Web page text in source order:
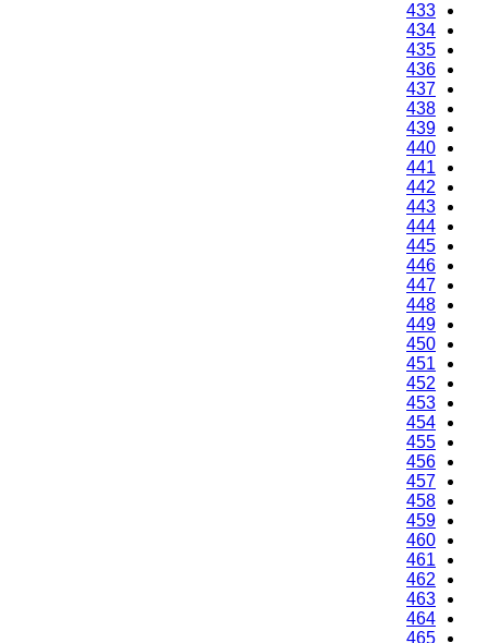
433
434
435
436
437
438
439
440
441
442
443
444
445
446
447
448
449
450
451
452
453
454
455
456
457
458
459
460
461
462
463
464
465